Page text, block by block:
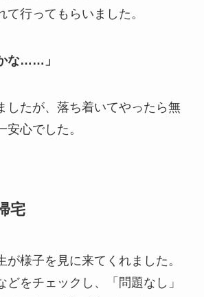
て行ってもらいました。
な……」
したが、落ち着いてやったら無
心でした。
宅
が様子を見に来てくれました。
どをチェックし、「問題なし」